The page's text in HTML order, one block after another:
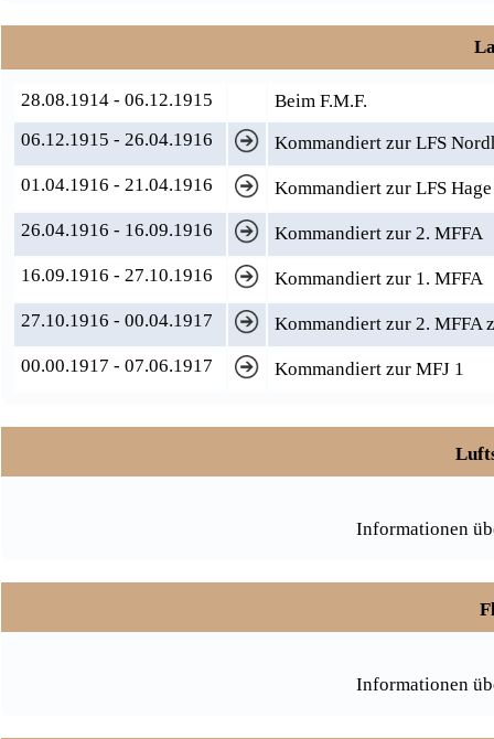
28.08.1914 - 06.12.1915
Beim F.M.F.
06.12.1915 - 26.04.1916
Kommandiert zur LFS
01.04.1916 - 21.04.1916
Kommandiert zur LFS
26.04.1916 - 16.09.1916
Kommandiert zur 2. MFFA
16.09.1916 - 27.10.1916
Kommandiert zur 1. MFFA
27.10.1916 - 00.04.1917
Kommandiert zur 2. MFFA
00.00.1917 - 07.06.1917
Kommandiert zur MFJ 1
Informationen
Informationen